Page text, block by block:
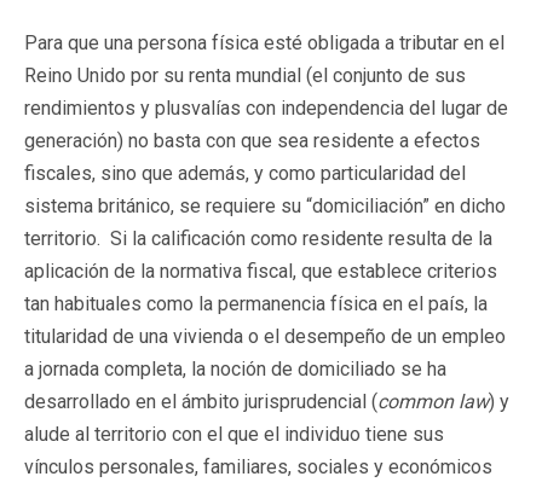
Para que una persona física esté obligada a tributar en el
Reino Unido por su renta mundial (el conjunto de sus
rendimientos y plusvalías con independencia del lugar de
generación) no basta con que sea residente a efectos
fiscales, sino que además, y como particularidad del
sistema británico, se requiere su “domiciliación” en dicho
territorio. Si la calificación como residente resulta de la
aplicación de la normativa fiscal, que establece criterios
tan habituales como la permanencia física en el país, la
titularidad de una vivienda o el desempeño de un empleo
a jornada completa, la noción de domiciliado se ha
desarrollado en el ámbito jurisprudencial (common law) y
alude al territorio con el que el individuo tiene sus
vínculos personales, familiares, sociales y económicos